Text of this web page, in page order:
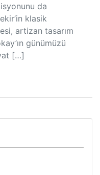
da
klasik
artizan tasarım
günümüzü
[…]